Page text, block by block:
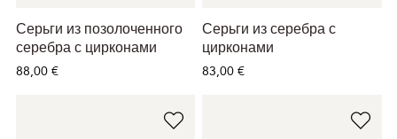
Серьги из позолоченного
серебра с цирконами
88,00 €
Серьги из серебра с
цирконами
83,00 €